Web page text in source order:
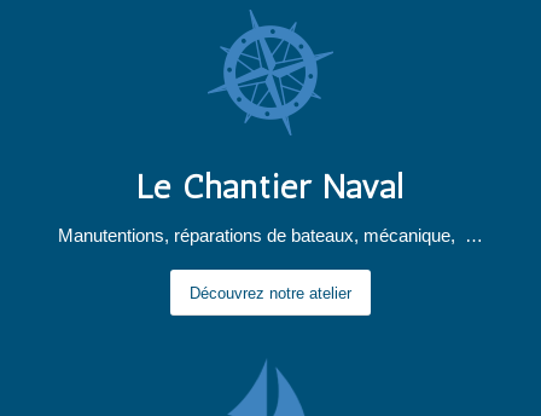
Le Chantier Naval
Manutentions, réparations de bateaux, mécanique, …
Découvrez notre atelier